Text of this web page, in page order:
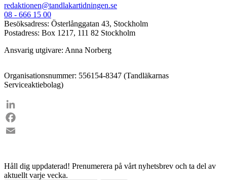
redaktionen@tandlakartidningen.se
08 - 666 15 00
Besöksadress: Österlånggatan 43, Stockholm
Postadress: Box 1217, 111 82 Stockholm
Ansvarig utgivare: Anna Norberg
Organisationsnummer: 556154-8347 (Tandläkarnas
Serviceaktiebolag)
LinkedIn
Facebook
Håll dig uppdaterad! Prenumerera på vårt nyhetsbrev och ta del av
aktuellt varje vecka.